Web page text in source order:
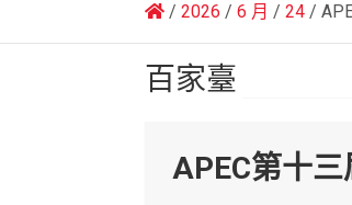
2026 6 月 24
百家臺
APEC第十